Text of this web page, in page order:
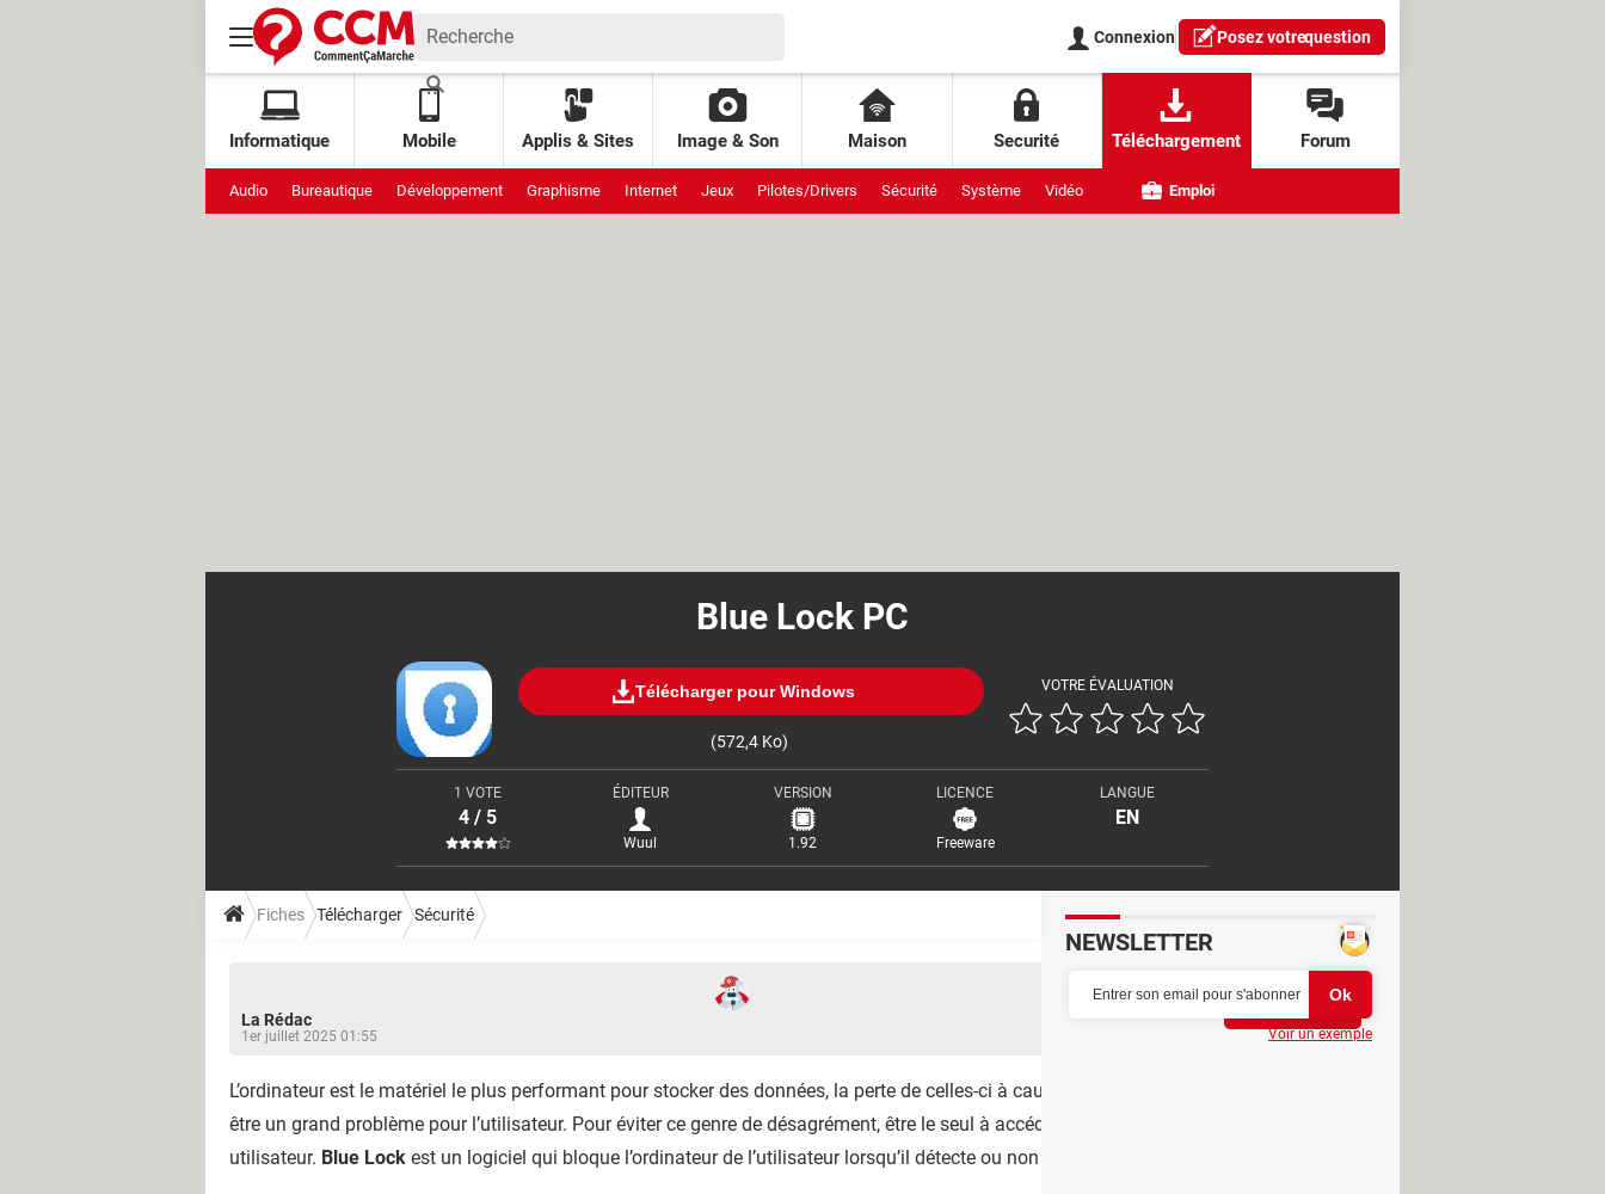
Connexion Posez votrequestion
Informatique Mobile Applis & Sites Image & Son Maison Securité Téléchargement Forum
Audio Bureautique Développement Graphisme Internet Jeux Pilotes/Drivers Sécurité Système Vidéo Emploi
Blue Lock PC
Télécharger pour Windows
(572,4 Ko)
VOTRE ÉVALUATION
1 VOTE
4 / 5
ÉDITEUR
Wuul
VERSION
1.92
LICENCE
Freeware
LANGUE
EN
Fiches Télécharger Sécurité
La Rédac
1er juillet 2025 01:55
L’ordinateur est le matériel le plus performant pour stocker des données, la perte de celles-ci à cause d’une fausse manipulation pourrait
être un grand problème pour l’utilisateur. Pour éviter ce genre de désagrément, être le seul à accéder à son ordinateur est le rêve de tout
utilisateur. Blue Lock est un logiciel qui bloque l’ordinateur de l’utilisateur lorsqu’il détecte ou non un appareil Bluetooth.
NEWSLETTER
Voir un exemple